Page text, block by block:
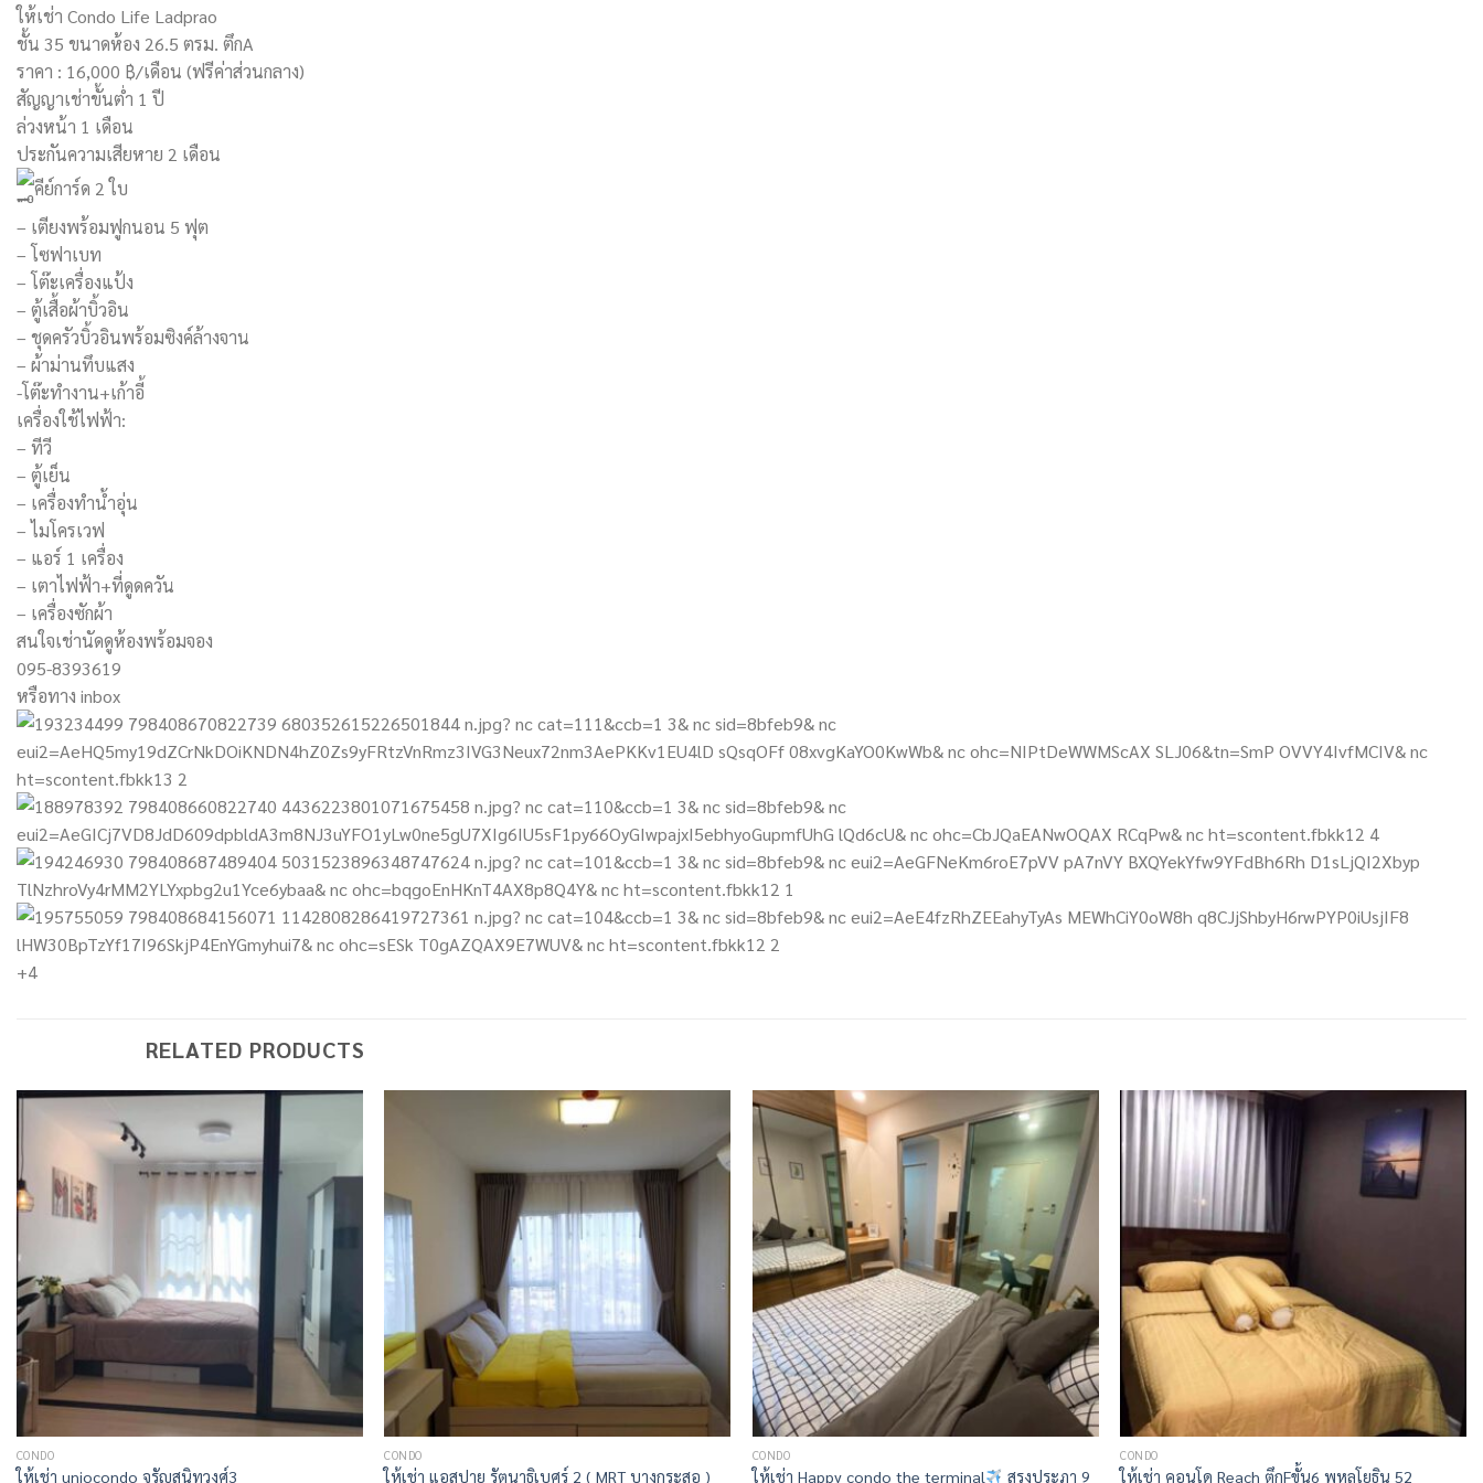
ให้เช่า Condo Life Ladprao
ชั้น 35 ขนาดห้อง 26.5 ตรม. ตึกA
ราคา : 16,000 ฿/เดือน (ฟรีค่าส่วนกลาง)
สัญญาเช่าขั้นต่ำ 1 ปี
ล่วงหน้า 1 เดือน
ประกันความเสียหาย 2 เดือน
คีย์การ์ด 2 ใบ
– เตียงพร้อมฟูกนอน 5 ฟุต
– โซฟาเบท
– โต๊ะเครื่องแป้ง
– ตู้เสื้อผ้าบิ้วอิน
– ชุดครัวบิ้วอินพร้อมซิงค์ล้างจาน
– ผ้าม่านทึบแสง
-โต๊ะทำงาน+เก้าอี้
เครื่องใช้ไฟฟ้า:
– ทีวี
– ตู้เย็น
– เครื่องทำน้ำอุ่น
– ไมโครเวฟ
– แอร์ 1 เครื่อง
– เตาไฟฟ้า+ที่ดูดควัน
– เครื่องซักผ้า
สนใจเช่านัดดูห้องพร้อมจอง
095-8393619
หรือทาง inbox
+4
RELATED PRODUCTS
CONDO
ให้เช่า uniocondo จรัญสนิทวงศ์3
CONDO
ให้เช่า แอสปาย รัตนาธิเบศร์ 2 ( MRT บางกระสอ )
CONDO
ให้เช่า Happy condo the terminal สรงประภา 9
CONDO
ให้เช่า คอนโด Reach ตึกFขั้น6 พหลโยธิน 52